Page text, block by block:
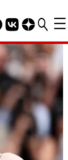
канал
Группа HELLO
Канал